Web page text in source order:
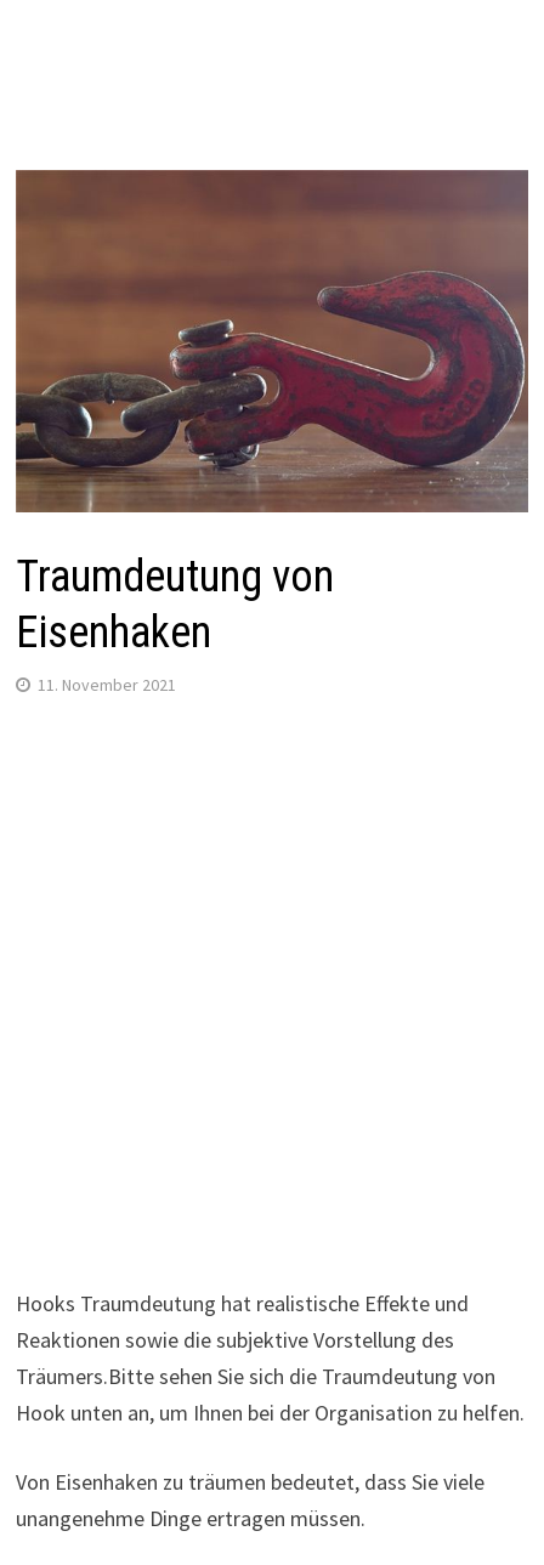
Traumdeutung von
Eisenhaken
11. November 2021
Hooks Traumdeutung hat realistische Effekte und
Reaktionen sowie die subjektive Vorstellung des
Träumers.Bitte sehen Sie sich die Traumdeutung von
Hook unten an, um Ihnen bei der Organisation zu helfen.
Von Eisenhaken zu träumen bedeutet, dass Sie viele
unangenehme Dinge ertragen müssen.